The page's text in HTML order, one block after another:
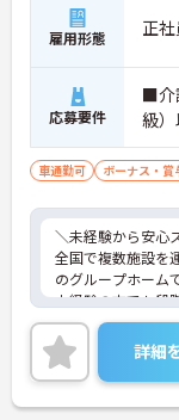
・ブランクのある
→ 学び直しやスキ
たりです♪
■ 暮らしに寄り
利用者様の日常生
です。
・生活支援や外出
・レクリエーショ
→ 一人ひとりとし
す♪
■ 福利厚生充実！
長期的な就業を支
・社会保険完備
・退職金制度あり
雇用形態 正
応募要件
■介
級
車通勤可 ボーナス・賞
＼未経験から安心
全国で複数施設を
のグループホーム
未経験の方でも段
る研修制度をご用
っているため、働
す◎「賞与実績3.7
退職金制度など待
て働きたい方にも
詳細